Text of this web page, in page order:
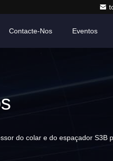
Contacte-Nos Eventos
do colar e do espaçador S3B